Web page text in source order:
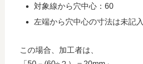
対象線から穴中心：60
左端から穴中心の寸法は未記入
この場合、加工者は、